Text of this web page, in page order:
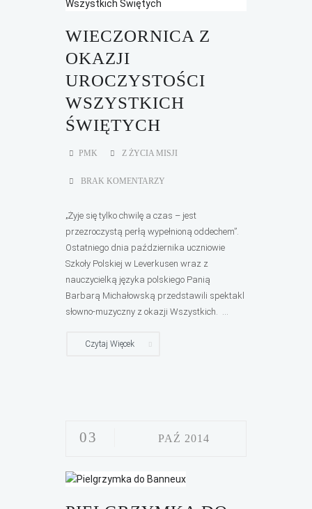
WIECZORNICA Z
OKAZJI
UROCZYSTOŚCI
WSZYSTKICH
ŚWIĘTYCH
PMK Z ŻYCIA MISJI
BRAK KOMENTARZY
„Żyje się tylko chwilę a czas – jest
przezroczystą perłą wypełnioną oddechem”.
Ostatniego dnia października uczniowie
Szkoły Polskiej w Leverkusen wraz z
nauczycielką języka polskiego Panią
Barbarą Michałowską przedstawili spektakl
słowno-muzyczny z okazji Wszystkich. ...
Czytaj Więcek
03 PAŹ 2014